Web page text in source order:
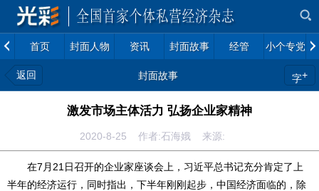
首页 封面人物 资讯 封面故事 经管 小个专党建
返回 封面故事 字+
激发市场主体活力 弘扬企业家精神
2020-8-25 作者:石海娥 来源:
在7月21日召开的企业家座谈会上，习近平总书记充分肯定了上
半年的经济运行，同时指出，下半年刚刚起步，中国经济面临的，除